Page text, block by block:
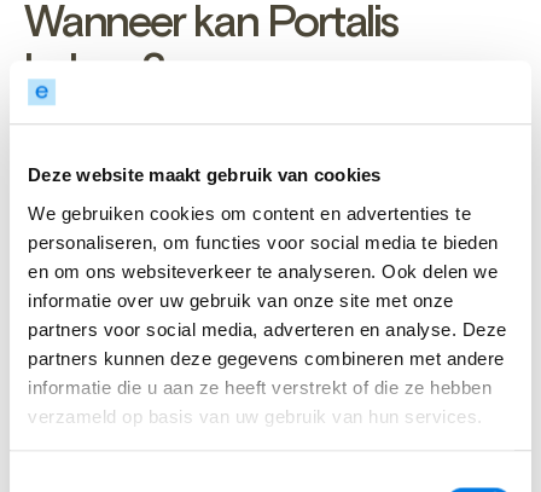
Deze website maakt gebruik van cookies
We gebruiken cookies om content en advertenties te
personaliseren, om functies voor social media te bieden
en om ons websiteverkeer te analyseren. Ook delen we
informatie over uw gebruik van onze site met onze
partners voor social media, adverteren en analyse. Deze
partners kunnen deze gegevens combineren met andere
informatie die u aan ze heeft verstrekt of die ze hebben
verzameld op basis van uw gebruik van hun services.
Wanneer kan Portalis
helpen?
Als een leerling dreigt vast te lopen
ondanks extra ondersteuning;
Bij complexe gedrags- of
ontwikkelingsvragen;
Wanneer het team handelingsverlegenheid
ervaart;
Bij vragen over inclusie, zorgstructuur of